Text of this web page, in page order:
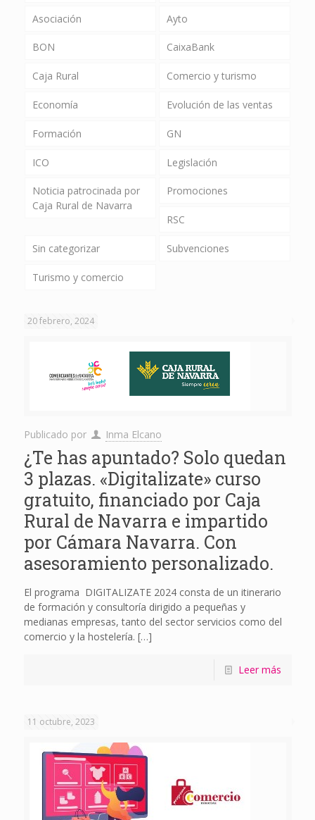
Asociación Ayto
BON CaixaBank
Caja Rural Comercio y turismo
Economía Evolución de las ventas
Formación GN
ICO Legislación
Noticia patrocinada por
Caja Rural de Navarra
Promociones
RSC
Sin categorizar Subvenciones
Turismo y comercio
20 febrero, 2024
Publicado por Inma Elcano
¿Te has apuntado? Solo quedan
3 plazas. «Digitalizate» curso
gratuito, financiado por Caja
Rural de Navarra e impartido
por Cámara Navarra. Con
asesoramiento personalizado.
El programa DIGITALIZATE 2024 consta de un itinerario
de formación y consultoría dirigido a pequeñas y
medianas empresas, tanto del sector servicios como del
comercio y la hostelería. […]
Leer más
11 octubre, 2023